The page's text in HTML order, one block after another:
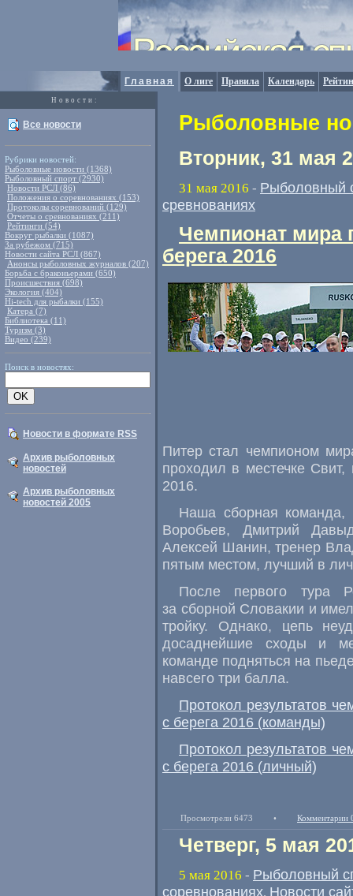
Главная О лиге Правила Календарь
Новости:
Все новости
Рубрики новостей:
Рыболовные новости (1368)
Рыболовный спорт (2930)
Новости РСЛ (86)
Положения о соревнованиях (153)
Протоколы соревнований (129)
Отчеты о сревнованиях (211)
Рейтинги (54)
Вокруг рыбалки (1087)
За рубежом (715)
Новости сайта РСЛ (867)
Анонсы рыболовных журналов (207)
Борьба с браконьерами (650)
Происшествия (698)
Экология (404)
Hi-tech для рыбалки (155)
Катера (7)
Библиотека (11)
Туризм (3)
Видео (239)
Поиск в новостях:
Новости в формате RSS
Архив рыболовных
новостей
Архив рыболовных
новостей 2005
Рыболовные
Вторник, 31 мая
31 мая 2016 - Рыболовный
сревнованиях
Чемпионат мира
берега 2016
Питер стал чемпионом
проходил в местечке Свит,
2016.
Наша сборная команда,
Воробьев,
Дмитрий
Алексей Шанин, тренер
пятым местом, лучший в
После первого тура
за сборной Словакии и
тройку. Однако,
цепь
досаднейшие сходы и
команде подняться на
навсего три балла.
Протокол результатов
с берега 2016 (команды)
Протокол результатов
с берега 2016 (личный)
Просмотрели 6473 • Комментарии
Четверг, 5 мая
5 мая 2016 - Рыболовный
соревнованиях, Новости